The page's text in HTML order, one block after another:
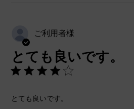
ご利用者様
とても良いです。
とても良いです。